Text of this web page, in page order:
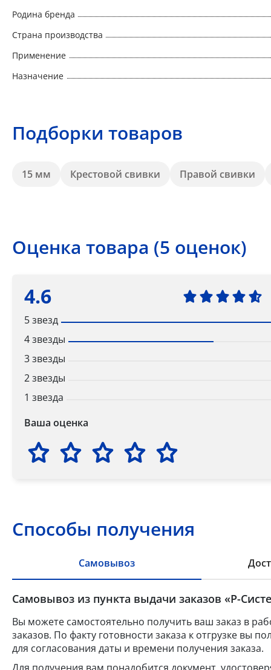
Родина бренда
Страна производства
Применение
Назначение
Подборки товаров
15 мм Крестовой свивки Правой свивки
Оценка товара (5 оценок)
4.6
5 звезд
4 звезды
3 звезды
2 звезды
1 звезда
Ваша оценка
Способы получения
Самовывоз
Самовывоз из пункта выдачи заказов «Р-
Вы можете самостоятельно получить ваш заказ в
заказов. По факту готовности заказа к отгрузке вы
для согласования даты и времени получения заказа.